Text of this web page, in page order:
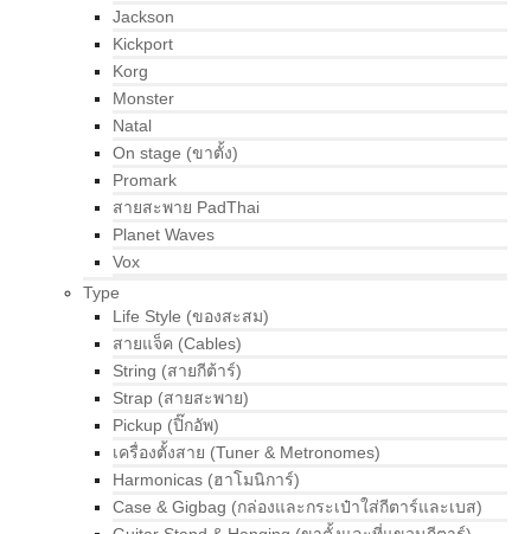
Jackson
Kickport
Korg
Monster
Natal
On stage (ขาตั้ง)
Promark
สายสะพาย PadThai
Planet Waves
Vox
Type
Life Style (ของสะสม)
สายแจ็ค (Cables)
String (สายกีต้าร์)
Strap (สายสะพาย)
Pickup (ปิ๊กอัพ)
เครื่องตั้งสาย (Tuner & Metronomes)
Harmonicas (ฮาโมนิการ์)
Case & Gigbag (กล่องและกระเป๋าใส่กีตาร์และเบส)